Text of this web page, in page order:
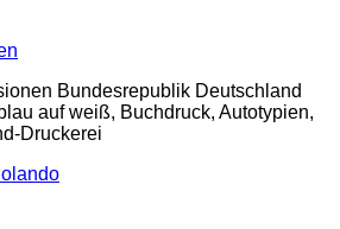
Bundesrepublik Deutschland
auf weiß, Buchdruck, Autotypien,
Druckerei